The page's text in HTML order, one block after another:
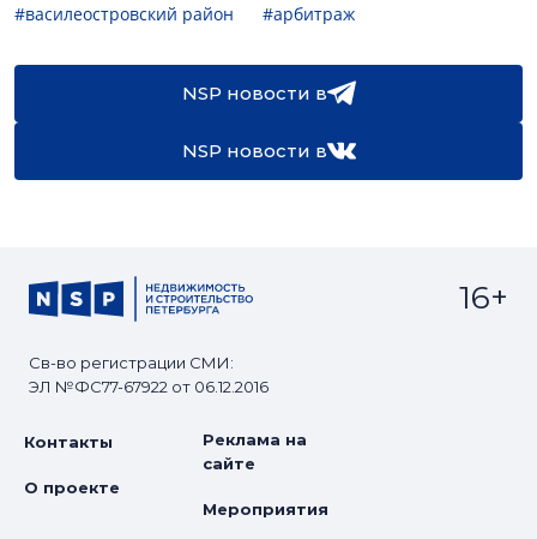
#василеостровский район
#арбитраж
NSP новости в
NSP новости в
Св-во регистрации СМИ:
ЭЛ №ФС77-67922 от 06.12.2016
16+
Контакты
О проекте
Реклама на
сайте
Мероприятия